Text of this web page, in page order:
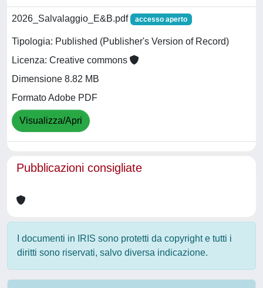
2026_Salvalaggio_E&B.pdf accesso aperto
Tipologia: Published (Publisher's Version of Record)
Licenza: Creative commons
Dimensione 8.82 MB
Formato Adobe PDF
Visualizza/Apri
Pubblicazioni consigliate
I documenti in IRIS sono protetti da copyright e tutti i
diritti sono riservati, salvo diversa indicazione.